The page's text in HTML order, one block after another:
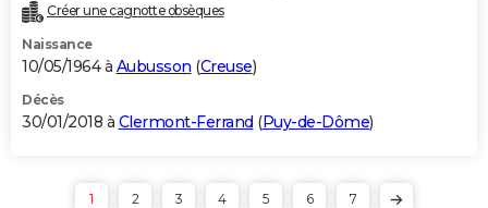
Créer une cagnotte obsèques
Naissance
10/05/1964 à Aubusson (Creuse)
Décès
30/01/2018 à Clermont-Ferrand (Puy-de-Dôme)
1 2 3 4 5 6 7